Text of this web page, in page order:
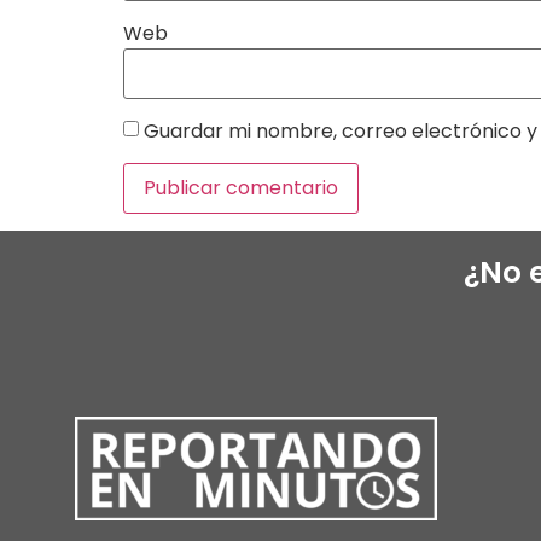
Web
Guardar mi nombre, correo electrónico
¿No